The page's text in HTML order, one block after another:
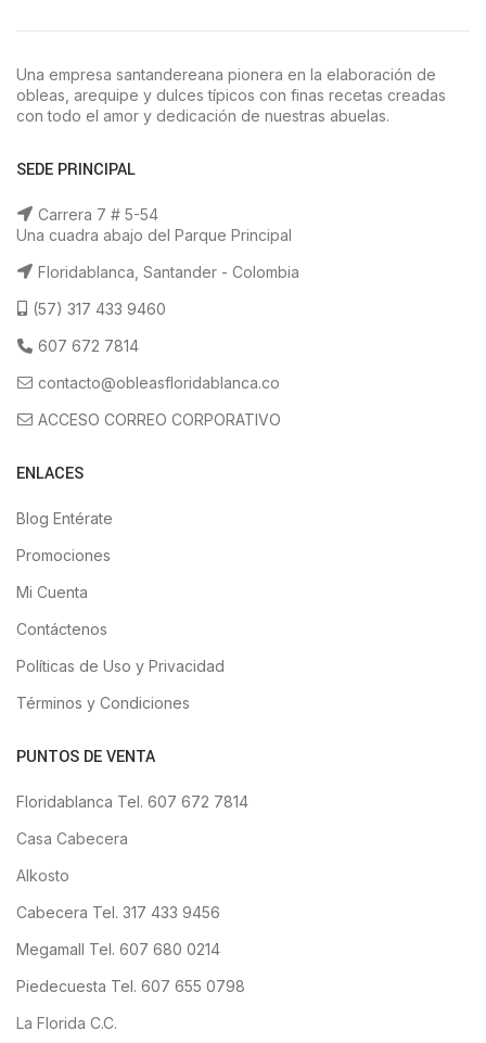
Una empresa santandereana pionera en la elaboración de
obleas, arequipe y dulces típicos con finas recetas creadas
con todo el amor y dedicación de nuestras abuelas.
SEDE PRINCIPAL
Carrera 7 # 5-54
Una cuadra abajo del Parque Principal
Floridablanca, Santander - Colombia
(57) 317 433 9460
607 672 7814
contacto@obleasfloridablanca.co
ACCESO CORREO CORPORATIVO
ENLACES
Blog Entérate
Promociones
Mi Cuenta
Contáctenos
Políticas de Uso y Privacidad
Términos y Condiciones
PUNTOS DE VENTA
Floridablanca Tel. 607 672 7814
Casa Cabecera
Alkosto
Cabecera Tel. 317 433 9456
Megamall Tel. 607 680 0214
Piedecuesta Tel. 607 655 0798
La Florida C.C.